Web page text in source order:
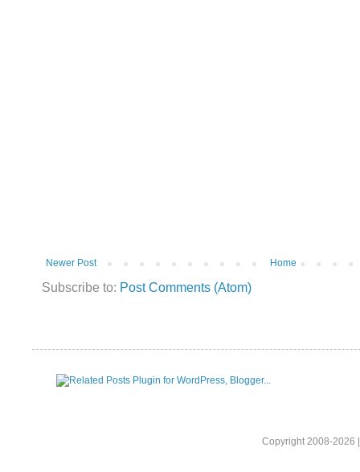
Newer Post Home
Subscribe to: Post Comments (Atom)
Copyright 2008-2026